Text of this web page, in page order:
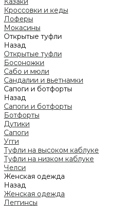
Кроссовки и кеды
Лоферы
Мокасины
Открытые туфли
Назад
Открытые туфли
Босоножки
Сабо и мюли
Сандалии и вьетнамки
Сапоги и ботфорты
Назад
Сапоги и ботфорты
Ботфорты
Дутики
Сапоги
Угги
Туфли на высоком каблуке
Туфли на низком каблуке
Челси
Женская одежда
Назад
Женская одежда
Леггинсы